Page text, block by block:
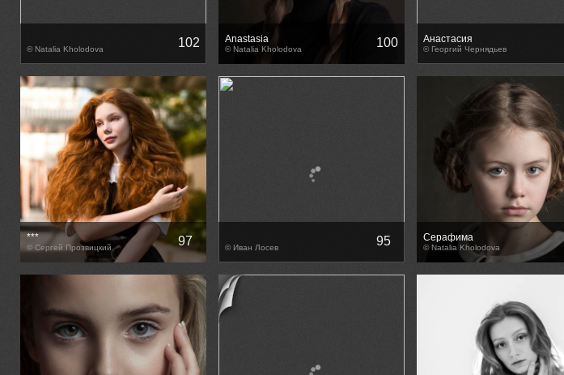
© Natalia Kholodova 102 Anastasia
© Natalia Kholodova 100 Анастасия
© Георгий Чернядьев
***
© Сергей Прозвицкий 97 © Иван Лосев 95 Серафима
© Natalia Kholodova